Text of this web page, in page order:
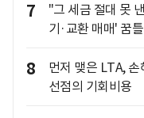
7
"그 세금 절대 못
기·교환 매매' 꿈틀
8
먼저 맺은 LTA,
선점의 기회비용